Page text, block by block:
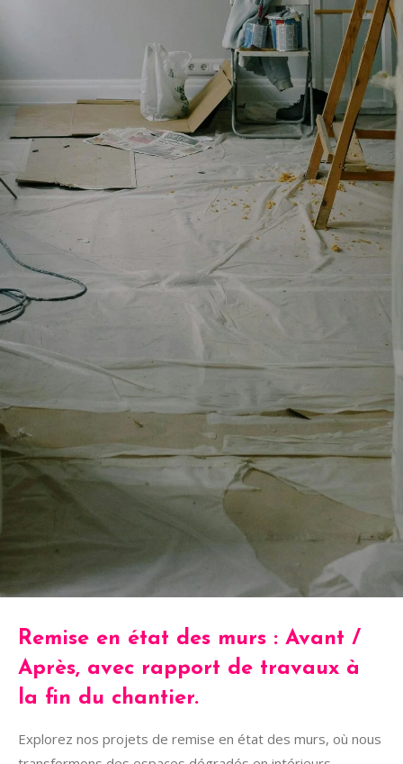
Remise en état des murs : Avant /
Après, avec rapport de travaux à
la fin du chantier.
Explorez nos projets de remise en état des murs, où nous